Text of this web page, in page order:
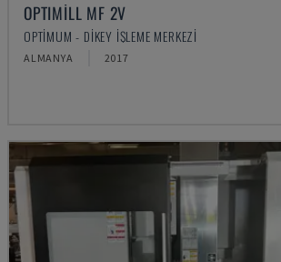
OPTIMILL MF 2V
OPTIMUM - DIKEY İŞLEME MERKEZI
ALMANYA 2017